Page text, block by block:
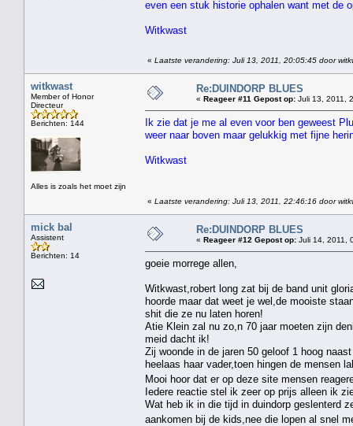
even een stuk historie ophalen want met de
Witkwast
« Laatste verandering: Juli 13, 2011, 20:05:45 door
witkwast
Member of Honor
Directeur
Berichten: 144
Alles is zoals het moet zijn
Re:DUINDORP BLUES
« Reageer #11 Gepost op: Juli 13, 2011,
Ik zie dat je me al even voor ben geweest
weer naar boven maar gelukkig met fijne
Witkwast
« Laatste verandering: Juli 13, 2011, 22:46:16 door
mick bal
Assistent
Berichten: 14
Re:DUINDORP BLUES
« Reageer #12 Gepost op: Juli 14, 2011,
goeie morrege allen,
Witkwast,robert long zat bij de band unit
hoorde maar dat weet je wel,de mooiste
shit die ze nu laten horen!
Atie Klein zal nu zo,n 70 jaar moeten zijn
meid dacht ik!
Zij woonde in de jaren 50 geloof 1 hoog
heelaas haar vader,toen hingen de mensen
Mooi hoor dat er op deze site mensen
Iedere reactie stel ik zeer op prijs alleen ik
Wat heb ik in die tijd in duindorp geslenterd
aankomen bij de kids,nee die lopen al snel